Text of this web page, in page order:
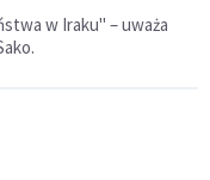
w Iraku" – uważa